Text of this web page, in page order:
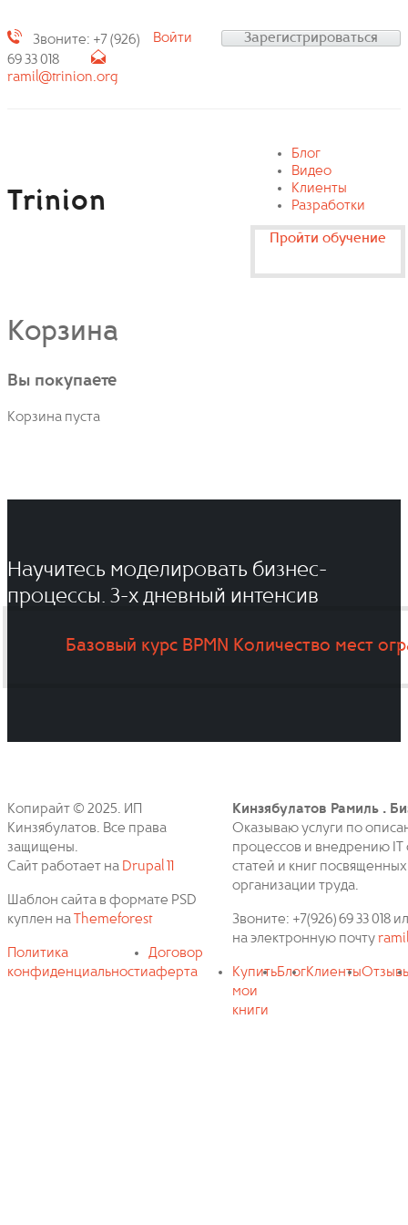
Звоните: +7 (926)
69 33 018
ramil@trinion.org
Войти Зарегистрироваться
Trinion
Блог
Видео
Клиенты
Разработки
Пройти обучение
Корзина
Вы покупаете
Корзина пуста
Научитесь моделировать бизнес-
процессы. 3-x дневный интенсив
Базовый курс BPMN Количество мест
Копирайт © 2025. ИП
Кинзябулатов. Все права
защищены.
Сайт работает на Drupal 11
Шаблон сайта в формате PSD
куплен наThemeforest
Политика
конфиденциальности
Договор
аферта
Кинзябулатов Рамиль .
Оказываю услуги по
процессов и внедрению IT
статей и книг
организации труда.
Звоните: +7(926) 69 33 018
на электронную почту
Купить
мои
книги
БлогКлиенты